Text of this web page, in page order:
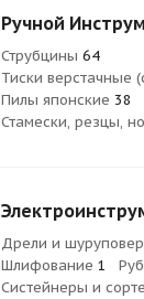
Ручной
Струбцины 64
Тиски верстачные
Пилы японские 38
Стамески, резцы,
Дрели и
Шлифование 1
Систейнеры и